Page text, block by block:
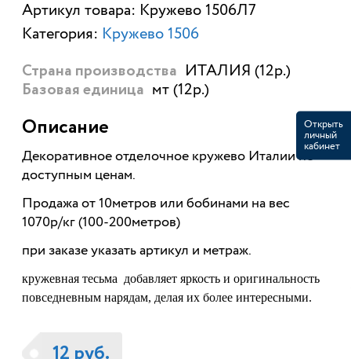
Артикул товара: Кружево 1506Л7
Категория: Кружево 1506
Страна производства ИТАЛИЯ (12р.)
Базовая единица мт (12р.)
Описание
Декоративное отделочное кружево Италии по
доступным ценам.
Продажа от 10метров или бобинами на вес
1070р/кг (100-200метров)
при заказе указать артикул и метраж.
кружевная тесьма добавляет яркость и оригинальность
повседневным нарядам, делая их более интересными.
12 руб.
Открыть
личный
кабинет